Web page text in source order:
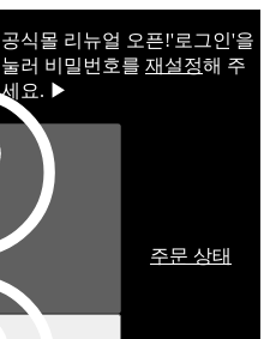
공식몰 리뉴얼 오픈!ㅤ'로그인'을
눌러 비밀번호를 재설정해 주
세요. ▶
주문 상태